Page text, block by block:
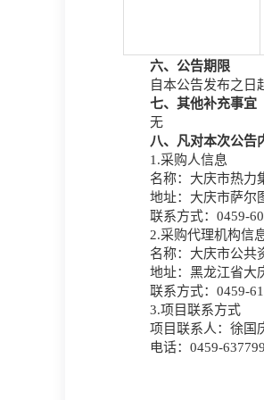
六、公告期限
自本公告发布之日
七、其他补充事宜
无
八、凡对本次公告
1.采购人信息
名称：大庆市热力
地址：大庆市萨尔
联系方式： 0459-
2.采购代理机构信
名称：大庆市公共
地址：黑龙江省大
联系方式： 0459-
3.项目联系方式
项目联系人： 徐国
电话： 0459-637